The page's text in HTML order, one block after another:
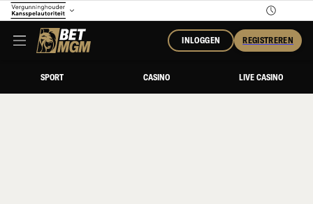
INLOGGEN REGISTREREN
SPORT CASINO LIVE CASINO